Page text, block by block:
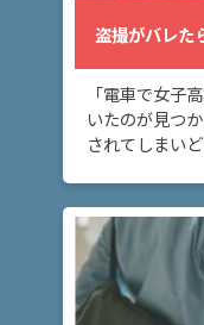
盗撮がバレた
「電車で女子
いたのが見つ
されてしまい
疑者が取るべ